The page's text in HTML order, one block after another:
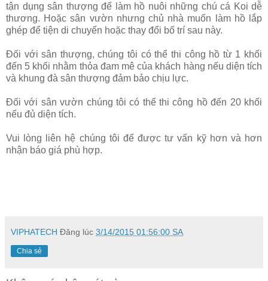
tận dụng sân thượng để làm hồ nuôi những chú cá Koi dễ
thương. Hoặc sân vườn nhưng chủ nhà muốn làm hồ lắp
ghép để tiện di chuyển hoặc thay đổi bố trí sau này.
Đối với sân thượng, chúng tôi có thể thi công hồ từ 1 khối
đến 5 khối nhằm thỏa đam mê của khách hàng nếu diện tích
và khung đà sân thượng đảm bảo chịu lực.
Đối với sân vườn chúng tôi có thể thi công hồ đến 20 khối
nếu đủ diện tích.
Vui lòng liên hệ chúng tôi để được tư vấn kỹ hơn và hơn
nhận báo giá phù hợp.
VIPHATECH Đăng lúc 3/14/2015 01:56:00 SA
Chia sẻ